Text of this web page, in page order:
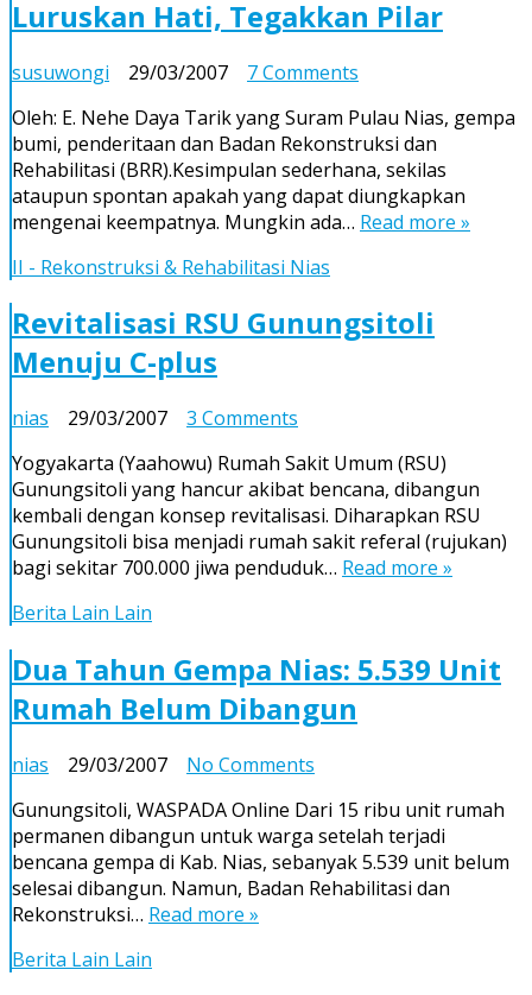
Luruskan Hati, Tegakkan Pilar
susuwongi 29/03/2007 7 Comments
Hati,
Tegakkan
Pilar
Oleh: E. Nehe Daya Tarik yang Suram Pulau Nias, gempa
bumi, penderitaan dan Badan Rekonstruksi dan
Rehabilitasi (BRR).Kesimpulan sederhana, sekilas
ataupun spontan apakah yang dapat diungkapkan
mengenai keempatnya. Mungkin ada… Read more »
II - Rekonstruksi & Rehabilitasi Nias
Revitalisasi RSU Gunungsitoli
Menuju C-plus
nias 29/03/2007 3 Comments
RSU
Gunungsitoli
Menuju
C-
plus
Yogyakarta (Yaahowu) Rumah Sakit Umum (RSU)
Gunungsitoli yang hancur akibat bencana, dibangun
kembali dengan konsep revitalisasi. Diharapkan RSU
Gunungsitoli bisa menjadi rumah sakit referal (rujukan)
bagi sekitar 700.000 jiwa penduduk… Read more »
Berita Lain Lain
Dua Tahun Gempa Nias: 5.539 Unit
Rumah Belum Dibangun
nias 29/03/2007 No Comments
Tahun
Gempa
Nias:
5.539
Gunungsitoli, WASPADA Online Dari 15 ribu unit rumah
permanen dibangun untuk warga setelah terjadi
bencana gempa di Kab. Nias, sebanyak 5.539 unit belum
selesai dibangun. Namun, Badan Rehabilitasi dan
Rekonstruksi… Read more »
Berita Lain Lain